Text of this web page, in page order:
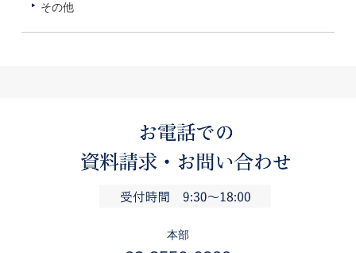
その他
本部